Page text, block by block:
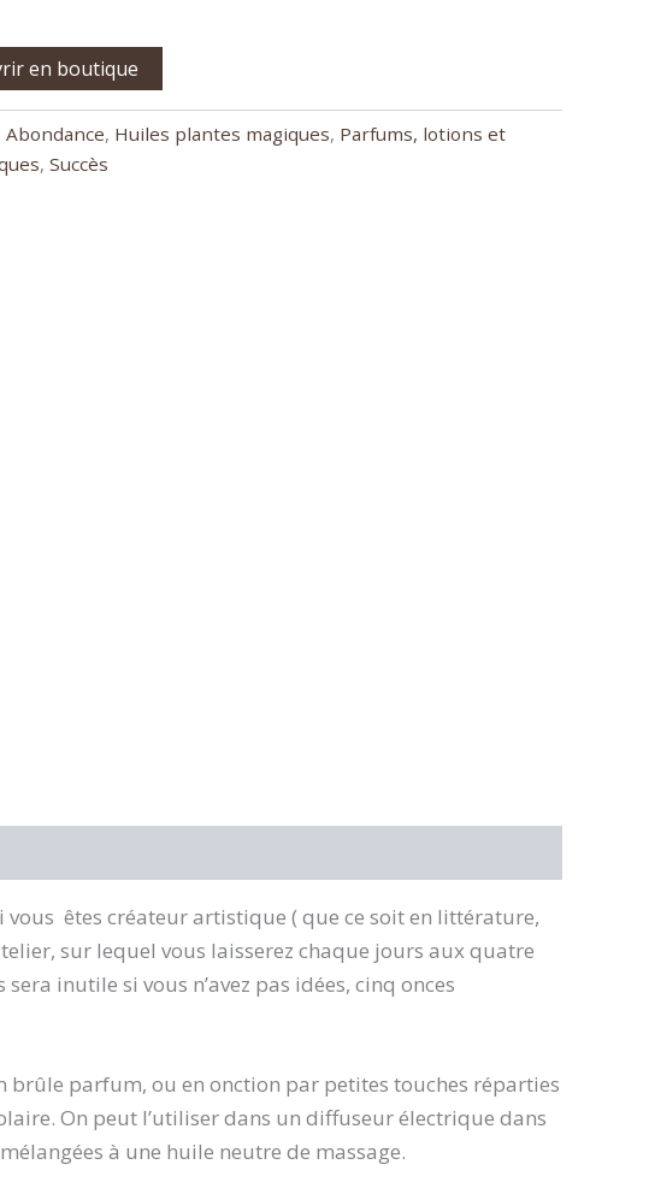
en boutique
Abondance, Huiles plantes magiques, Parfums, lotions et
, Succès
vous êtes créateur artistique ( que ce soit en littérature,
sur lequel vous laisserez chaque jours aux quatre
inutile si vous n’avez pas idées, cinq onces
brûle parfum, ou en onction par petites touches réparties
On peut l’utiliser dans un diffuseur électrique dans
à une huile neutre de massage.